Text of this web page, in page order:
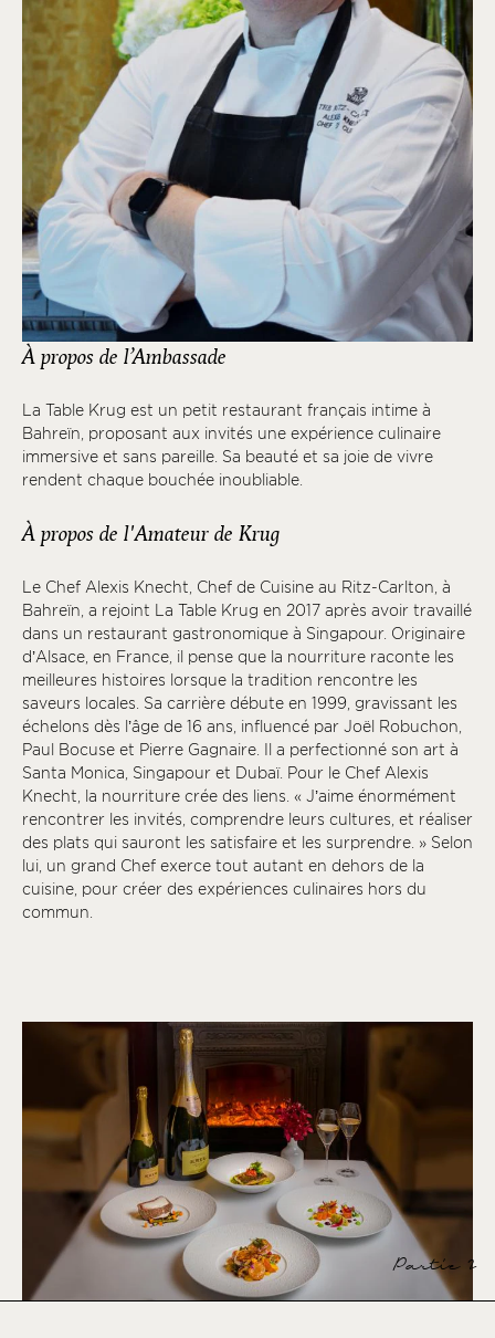
À propos de l’Ambassade
La Table Krug est un petit restaurant français intime à
Bahreïn, proposant aux invités une expérience culinaire
immersive et sans pareille. Sa beauté et sa joie de vivre
rendent chaque bouchée inoubliable.
À propos de l'Amateur de Krug
Le Chef Alexis Knecht, Chef de Cuisine au Ritz-Carlton, à
Bahreïn, a rejoint La Table Krug en 2017 après avoir travaillé
dans un restaurant gastronomique à Singapour. Originaire
d’Alsace, en France, il pense que la nourriture raconte les
meilleures histoires lorsque la tradition rencontre les
saveurs locales. Sa carrière débute en 1999, gravissant les
échelons dès l’âge de 16 ans, influencé par Joël Robuchon,
Paul Bocuse et Pierre Gagnaire. Il a perfectionné son art à
Santa Monica, Singapour et Dubaï. Pour le Chef Alexis
Knecht, la nourriture crée des liens. « J’aime énormément
rencontrer les invités, comprendre leurs cultures, et réaliser
des plats qui sauront les satisfaire et les surprendre. » Selon
lui, un grand Chef exerce tout autant en dehors de la
cuisine, pour créer des expériences culinaires hors du
commun.
Partie 2